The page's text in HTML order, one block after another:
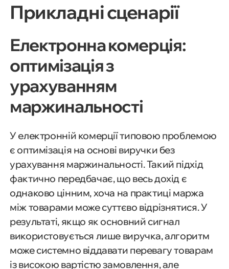
Прикладні сценарії
Електронна комерція:
оптимізація з
урахуванням
маржинальності
У електронній комерції типовою проблемою
є оптимізація на основі виручки без
урахування маржинальності. Такий підхід
фактично передбачає, що весь дохід є
однаково цінним, хоча на практиці маржа
між товарами може суттєво відрізнятися. У
результаті, якщо як основний сигнал
використовується лише виручка, алгоритм
може системно віддавати перевагу товарам
із високою вартістю замовлення, але